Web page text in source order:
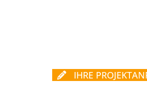
IHRE